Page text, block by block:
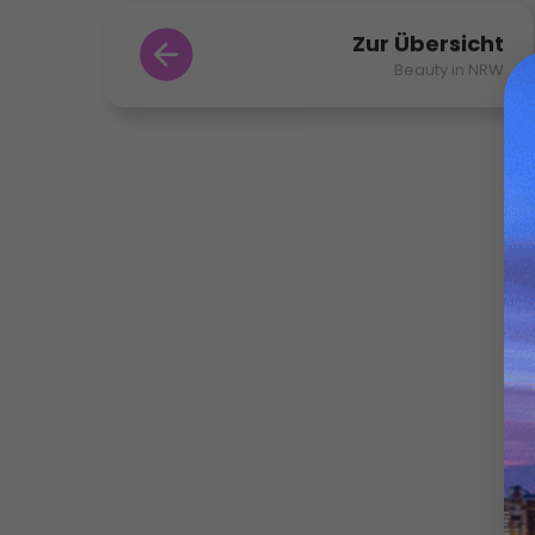
Zur Übersicht
Beauty in NRW